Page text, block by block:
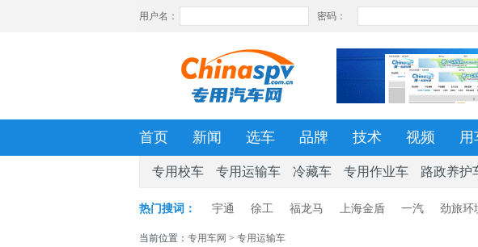
首页 新闻 选车 品牌 技术 视频 用
专用校车 专用运输车 冷藏车 专用作业车 路政养护
热门搜词： 宇通 徐工 福龙马 上海金盾 一汽 劲旅环
当前位置： 专用车网 > 专用运输车